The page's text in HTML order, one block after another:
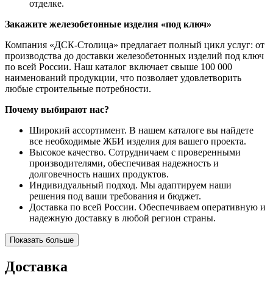
отделке.
Закажите железобетонные изделия «под ключ»
Компания «ДСК-Столица» предлагает полный цикл услуг: от
производства до доставки железобетонных изделий под ключ
по всей России. Наш каталог включает свыше 100 000
наименований продукции, что позволяет удовлетворить
любые строительные потребности.
Почему выбирают нас?
Широкий ассортимент. В нашем каталоге вы найдете
все необходимые ЖБИ изделия для вашего проекта.
Высокое качество. Сотрудничаем с проверенными
производителями, обеспечивая надежность и
долговечность наших продуктов.
Индивидуальный подход. Мы адаптируем наши
решения под ваши требования и бюджет.
Доставка по всей России. Обеспечиваем оперативную и
надежную доставку в любой регион страны.
Показать больше
Доставка